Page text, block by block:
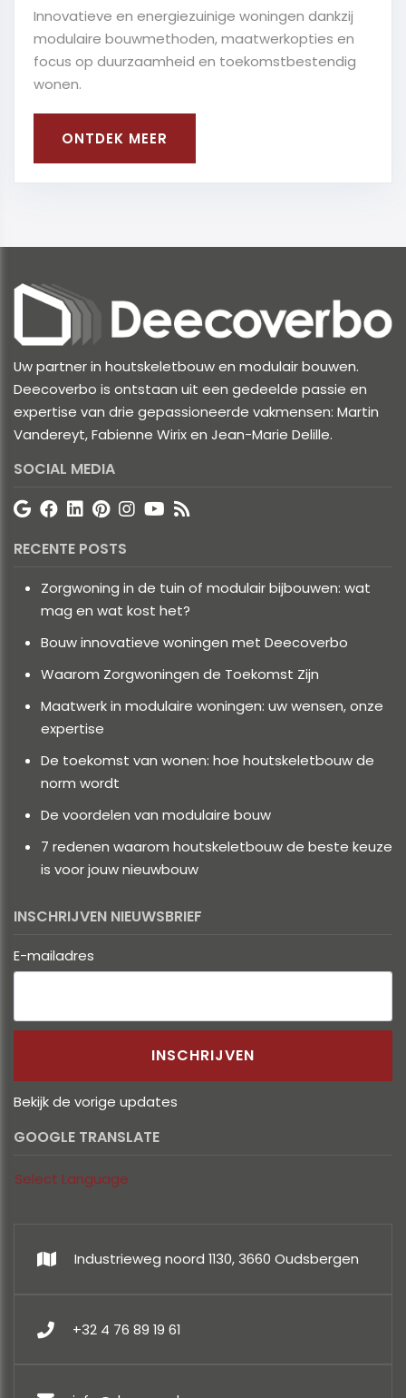
Innovatieve en energiezuinige woningen dankzij
modulaire bouwmethoden, maatwerkopties en
focus op duurzaamheid en toekomstbestendig
wonen.
ONTDEK MEER
Uw partner in houtskeletbouw en modulair bouwen.
Deecoverbo is ontstaan uit een gedeelde passie en
expertise van drie gepassioneerde vakmensen: Martin
Vandereyt, Fabienne Wirix en Jean-Marie Delille.
SOCIAL MEDIA
RECENTE POSTS
Zorgwoning in de tuin of modulair bijbouwen: wat
mag en wat kost het?
Bouw innovatieve woningen met Deecoverbo
Waarom Zorgwoningen de Toekomst Zijn
Maatwerk in modulaire woningen: uw wensen, onze
expertise
De toekomst van wonen: hoe houtskeletbouw de
norm wordt
De voordelen van modulaire bouw
7 redenen waarom houtskeletbouw de beste keuze
is voor jouw nieuwbouw
INSCHRIJVEN NIEUWSBRIEF
E-mailadres
Bekijk de vorige updates
GOOGLE TRANSLATE
Select Language
Industrieweg noord 1130, 3660 Oudsbergen
+32 4 76 89 19 61